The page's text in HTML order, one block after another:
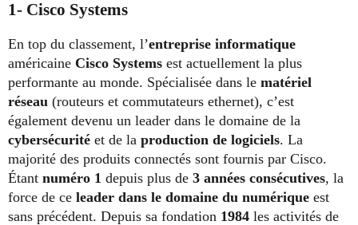
1- Cisco Systems
En top du classement, l’entreprise informatique
américaine Cisco Systems est actuellement la plus
performante au monde. Spécialisée dans le matériel
réseau (routeurs et commutateurs ethernet), c’est
également devenu un leader dans le domaine de la
cybersécurité et de la production de logiciels. La
majorité des produits connectés sont fournis par Cisco.
Étant numéro 1 depuis plus de 3 années consécutives, la
force de ce leader dans le domaine du numérique est
sans précédent. Depuis sa fondation 1984 les activités de